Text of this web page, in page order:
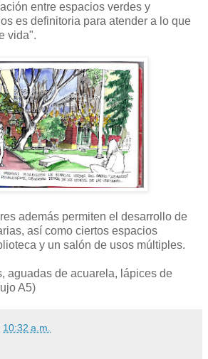
entre espacios verdes y
es definitoria para atender a lo que
vida".
además permiten el desarrollo de
así como ciertos espacios
y un salón de usos múltiples.
aguadas de acuarela, lápices de
A5)
10:32 a.m.